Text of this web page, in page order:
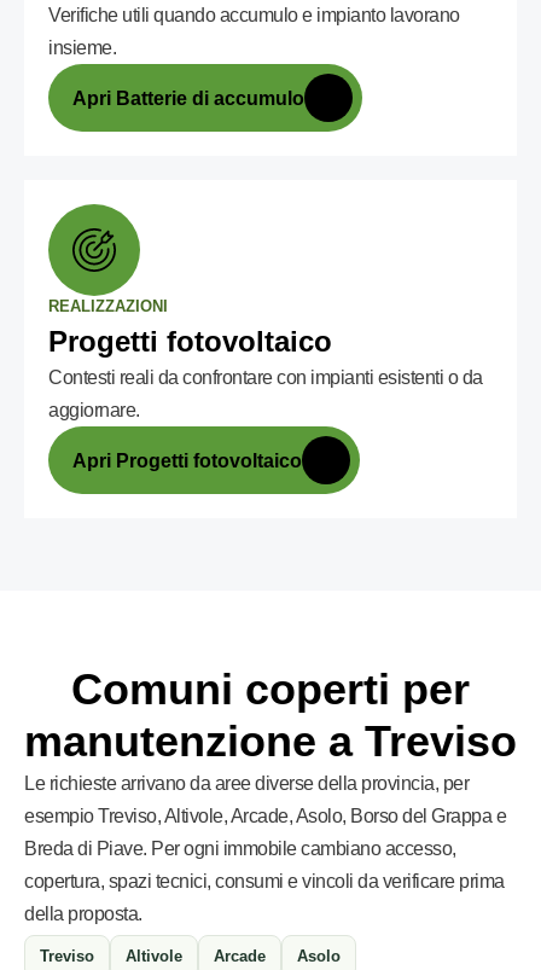
Verifiche utili quando accumulo e impianto lavorano
insieme.
Apri Batterie di accumulo
REALIZZAZIONI
Progetti fotovoltaico
Contesti reali da confrontare con impianti esistenti o da
aggiornare.
Apri Progetti fotovoltaico
Comuni coperti per
manutenzione a Treviso
Le richieste arrivano da aree diverse della provincia, per
esempio Treviso, Altivole, Arcade, Asolo, Borso del Grappa e
Breda di Piave. Per ogni immobile cambiano accesso,
copertura, spazi tecnici, consumi e vincoli da verificare prima
della proposta.
Treviso Altivole Arcade Asolo